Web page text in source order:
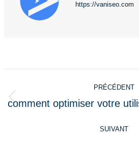
https://vaniseo.com
article
PRÉCÉDENT
Article
comment optimiser votre
SUIVANT